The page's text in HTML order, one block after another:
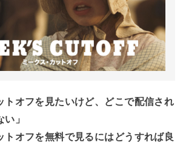
トオフを見たいけど、どこで配信され
」
トオフを無料で見るにはどうすれば良